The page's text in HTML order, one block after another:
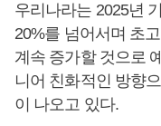
우리나라는 2025년
20%를 넘어서며 초
계속 증가할 것으로
니어 친화적인 방향
이 나오고 있다.